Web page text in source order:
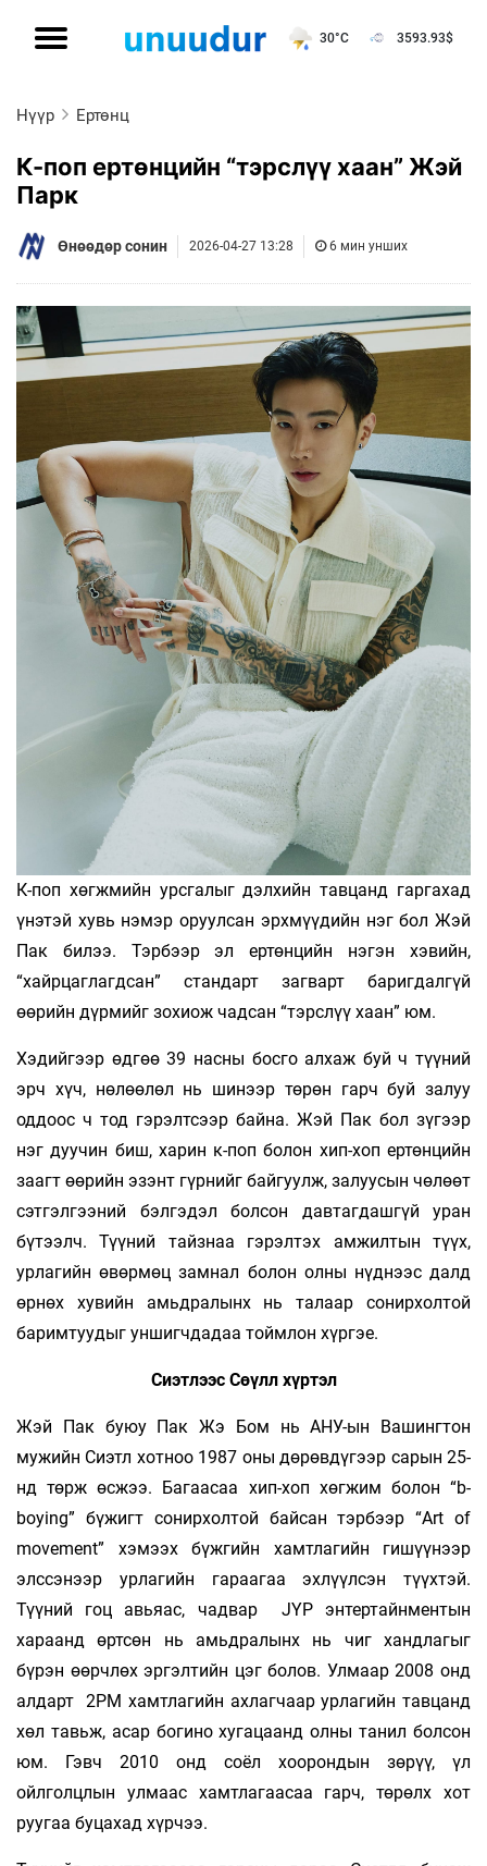
30°C 3593.93$
Нүүр Ертөнц
К-поп ертөнцийн “тэрслүү хаан” Жэй
Парк
Өнөөдөр сонин 2026-04-27 13:28 6 мин унших
К-поп хөгжмийн урсгалыг дэлхийн тавцанд гаргахад
үнэтэй хувь нэмэр оруулсан эрхмүүдийн нэг бол Жэй
Пак билээ. Тэрбээр эл ертөнцийн нэгэн хэвийн,
“хайрцаглагдсан” стандарт загварт баригдалгүй
өөрийн дүрмийг зохиож чадсан “тэрслүү хаан” юм.
Хэдийгээр өдгөө 39 насны босго алхаж буй ч түүний
эрч хүч, нөлөөлөл нь шинээр төрөн гарч буй залуу
оддоос ч тод гэрэлтсээр байна. Жэй Пак бол зүгээр
нэг дуучин биш, харин к-поп болон хип-хоп ертөнцийн
заагт өөрийн эзэнт гүрнийг байгуулж, залуусын чөлөөт
сэтгэлгээний бэлгэдэл болсон давтагдашгүй уран
бүтээлч. Түүний тайзнаа гэрэлтэх амжилтын түүх,
урлагийн өвөрмөц замнал болон олны нүднээс далд
өрнөх хувийн амьдралынх нь талаар сонирхолтой
баримтуудыг уншигчдадаа тоймлон хүргэе.
Сиэтлээс Сөүлл хүртэл
Жэй Пак буюу Пак Жэ Бом нь АНУ-ын Вашингтон
мужийн Сиэтл хотноо 1987 оны дөрөвдүгээр сарын 25-
нд төрж өсжээ. Багаасаа хип-хоп хөгжим болон “b-
boying” бүжигт сонирхолтой байсан тэрбээр “Art of
movement” хэмээх бүжгийн хамтлагийн гишүүнээр
элссэнээр урлагийн гараагаа эхлүүлсэн түүхтэй.
Түүний гоц авьяас, чадвар JYP энтертайнментын
хараанд өртсөн нь амьдралынх нь чиг хандлагыг
бүрэн өөрчлөх эргэлтийн цэг болов. Улмаар 2008 онд
алдарт 2PM хамтлагийн ахлагчаар урлагийн тавцанд
хөл тавьж, асар богино хугацаанд олны танил болсон
юм. Гэвч 2010 онд соёл хоорондын зөрүү, үл
ойлголцлын улмаас хамтлагаасаа гарч, төрөлх хот
руугаа буцахад хүрчээ.